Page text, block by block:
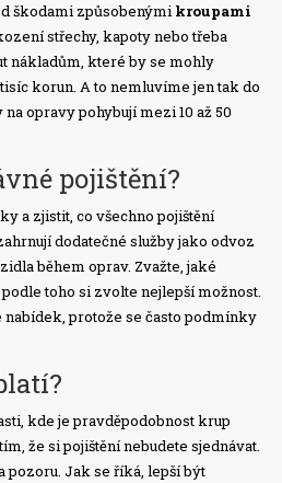
škodami způsobenýmikroupami
střechy, kapoty nebo třeba
nákladům, které by se mohly
korun. A to nemluvíme jen tak do
opravy pohybují mezi 10 až 50
pojištění?
a zjistit, co všechno pojištění
dodatečné služby jako odvoz
během oprav. Zvažte, jaké
toho si zvolte nejlepší možnost.
protože se často podmínky
kde je pravděpodobnost krup
že si pojištění nebudete sjednávat.
pozoru. Jak se říká, lepší být